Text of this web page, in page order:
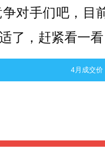
对手们吧，目
了，赶紧看一看
4月成交价